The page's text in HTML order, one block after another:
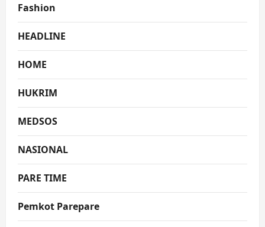
Fashion
HEADLINE
HOME
HUKRIM
MEDSOS
NASIONAL
PARE TIME
Pemkot Parepare